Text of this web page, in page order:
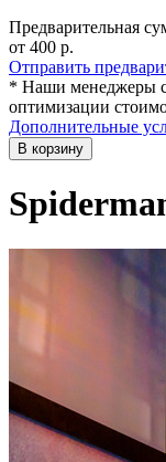
Предварительная
от 400 р.
Отправить
* Наши менеджеры
оптимизации
Дополнительные
В корзину